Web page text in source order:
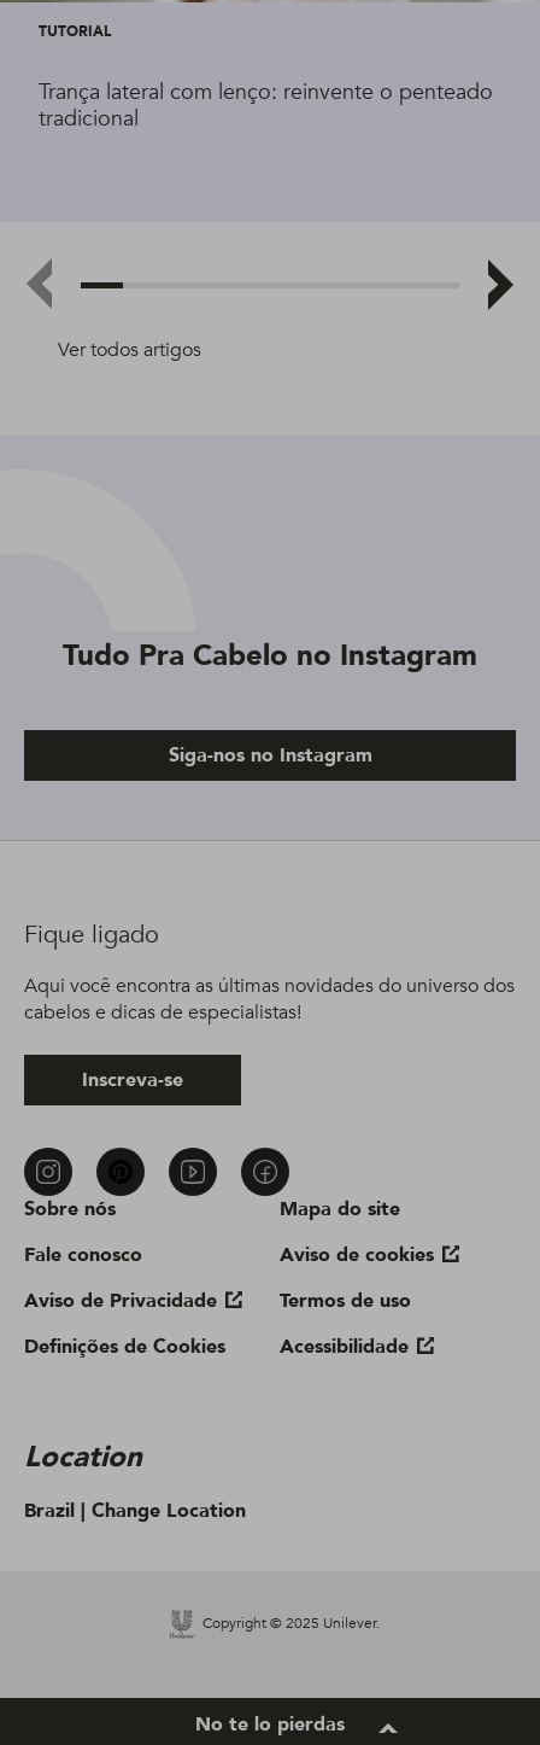
Ver todos artigos
TUTORIAL
Trança lateral com lenço: reinvente o penteado
tradicional
Tudo Pra Cabelo no Instagram
Siga-nos no Instagram
Sobre nós
Fale conosco
Aviso de Privacidade
Definições de Cookies
Mapa do site
Aviso de cookies
Termos de uso
Acessibilidade
Location
Brazil | Change Location
Fique ligado
Aqui você encontra as últimas novidades do universo dos
cabelos e dicas de especialistas!
Inscreva-se
Copyright © 2025 Unilever.
No te lo pierdas